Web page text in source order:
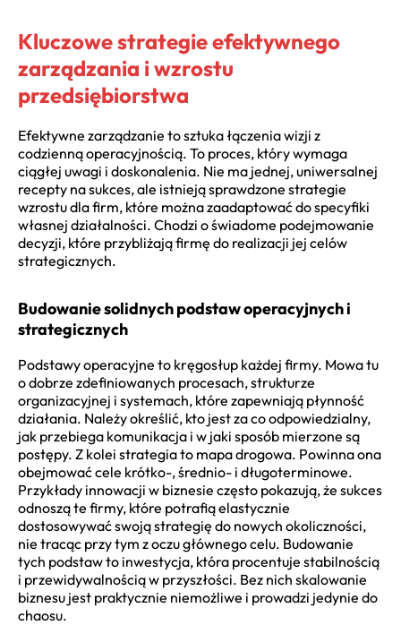
Kluczowe strategie efektywnego
zarządzania i wzrostu
przedsiębiorstwa
Efektywne zarządzanie to sztuka łączenia wizji z
codzienną operacyjnością. To proces, który wymaga
ciągłej uwagi i doskonalenia. Nie ma jednej, uniwersalnej
recepty na sukces, ale istnieją sprawdzone strategie
wzrostu dla firm, które można zaadaptować do specyfiki
własnej działalności. Chodzi o świadome podejmowanie
decyzji, które przybliżają firmę do realizacji jej celów
strategicznych.
Budowanie solidnych podstaw operacyjnych i
strategicznych
Podstawy operacyjne to kręgosłup każdej firmy. Mowa tu
o dobrze zdefiniowanych procesach, strukturze
organizacyjnej i systemach, które zapewniają płynność
działania. Należy określić, kto jest za co odpowiedzialny,
jak przebiega komunikacja i w jaki sposób mierzone są
postępy. Z kolei strategia to mapa drogowa. Powinna ona
obejmować cele krótko-, średnio- i długoterminowe.
Przykłady innowacji w biznesie często pokazują, że sukces
odnoszą te firmy, które potrafią elastycznie
dostosowywać swoją strategię do nowych okoliczności,
nie tracąc przy tym z oczu głównego celu. Budowanie
tych podstaw to inwestycja, która procentuje stabilnością
i przewidywalnością w przyszłości. Bez nich skalowanie
biznesu jest praktycznie niemożliwe i prowadzi jedynie do
chaosu.